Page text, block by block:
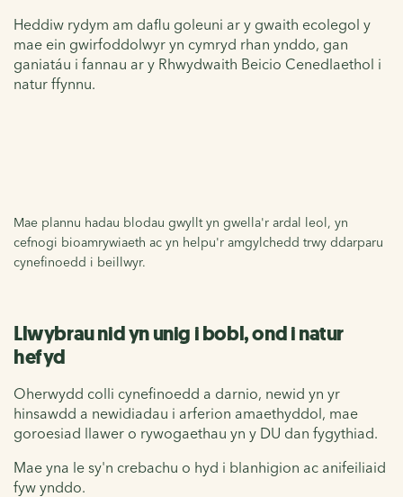
Heddiw rydym am daflu goleuni ar y gwaith ecolegol y
mae ein gwirfoddolwyr yn cymryd rhan ynddo, gan
ganiatáu i fannau ar y Rhwydwaith Beicio Cenedlaethol i
natur ffynnu.
Mae plannu hadau blodau gwyllt yn gwella'r ardal leol, yn
cefnogi bioamrywiaeth ac yn helpu'r amgylchedd trwy ddarparu
cynefinoedd i beillwyr.
Llwybrau nid yn unig i bobl, ond i natur
hefyd
Oherwydd colli cynefinoedd a darnio, newid yn yr
hinsawdd a newidiadau i arferion amaethyddol, mae
goroesiad llawer o rywogaethau yn y DU dan fygythiad.
Mae yna le sy'n crebachu o hyd i blanhigion ac anifeiliaid
fyw ynddo.